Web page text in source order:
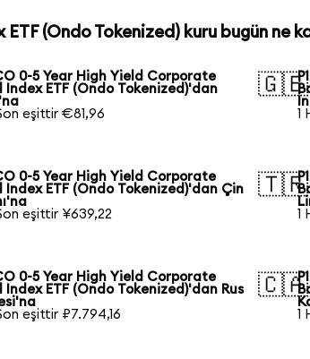
(Ondo Tokenized) kuru bugün ne
0-5 Year High Yield Corporate
Index ETF (Ondo Tokenized)'dan
eşittir €81,96
🇬🇧
1
0-5 Year High Yield Corporate
Index ETF (Ondo Tokenized)'dan Çin
eşittir ¥639,22
🇹🇷
1
0-5 Year High Yield Corporate
Index ETF (Ondo Tokenized)'dan Rus
eşittir ₽7.794,16
🇨🇦
1